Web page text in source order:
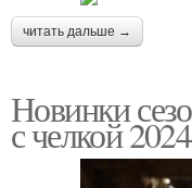
читать дальше →
Новинки
с челкой